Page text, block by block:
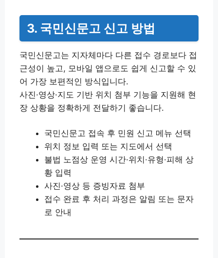
3. 국민신문고 신고 방법
국민신문고는 지자체마다 다른 접수 경로보다 접
근성이 높고, 모바일 앱으로도 쉽게 신고할 수 있
어 가장 보편적인 방식입니다.
사진·영상·지도 기반 위치 첨부 기능을 지원해 현
장 상황을 정확하게 전달하기 좋습니다.
국민신문고 접속 후 민원 신고 메뉴 선택
위치 정보 입력 또는 지도에서 선택
불법 노점상 운영 시간·위치·유형·피해 상
황 입력
사진·영상 등 증빙자료 첨부
접수 완료 후 처리 과정은 알림 또는 문자
로 안내